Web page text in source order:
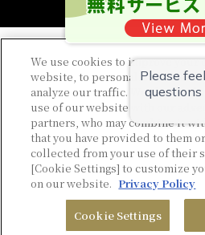
相铁酒店官方社交媒体
联系我们 公司简介 新酒店开发提
隐私权政策
住宿条款
会员条款及细则 网站地
© Sotetsu Hotel
We use cookies to improve your
website, to personalize content
analyze our traffic. We share
use of our website with our
partners, who may combine it
that you have provided to them
collected from your use of their
[Cookie Settings] to customize
on our website. Privacy Policy
Cookie Settings